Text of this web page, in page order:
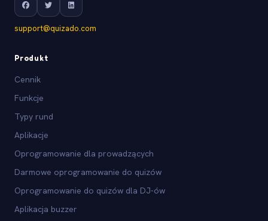
support@quizado.com
Produkt
Cennik
Funkcje
Typy rund
Aplikacje
Oprogramowanie dla prowadzących
Darmowe oprogramowanie do quizów
Oprogramowanie do quizów dla DJ-ów
Aplikacja buzzer